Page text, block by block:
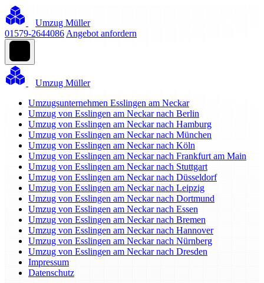
Umzug Müller
01579-2644086 Angebot anfordern
Umzug Müller
Umzugsunternehmen Esslingen am Neckar
Umzug von Esslingen am Neckar nach Berlin
Umzug von Esslingen am Neckar nach Hamburg
Umzug von Esslingen am Neckar nach München
Umzug von Esslingen am Neckar nach Köln
Umzug von Esslingen am Neckar nach Frankfurt am Main
Umzug von Esslingen am Neckar nach Stuttgart
Umzug von Esslingen am Neckar nach Düsseldorf
Umzug von Esslingen am Neckar nach Leipzig
Umzug von Esslingen am Neckar nach Dortmund
Umzug von Esslingen am Neckar nach Essen
Umzug von Esslingen am Neckar nach Bremen
Umzug von Esslingen am Neckar nach Hannover
Umzug von Esslingen am Neckar nach Nürnberg
Umzug von Esslingen am Neckar nach Dresden
Impressum
Datenschutz